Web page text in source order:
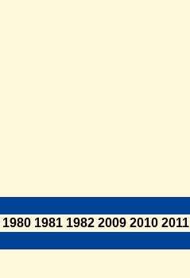
1980 1981 1982 2009 2010 2011